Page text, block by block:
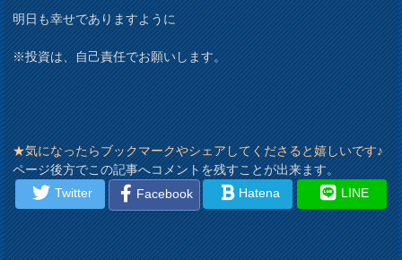
明日も幸せでありますように
※投資は、自己責任でお願いします。
★気になったらブックマークやシェアしてくださると嬉しいです♪
ページ後方でこの記事へコメントを残すことが出来ます。
Twitter
Facebook Hatena LINE